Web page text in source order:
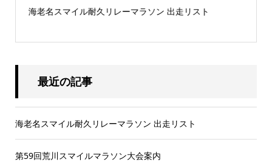
第59回荒川スマイルマラソン大会案内
最近の記事
海老名スマイル耐久リレーマラソン 出走リスト
第59回荒川スマイルマラソン大会案内